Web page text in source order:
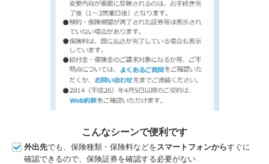
こんなシーンで便利です
外出先でも、保険種類・保険料などを スマートフォンからすぐに
確認できるので、保険証券を確認する必要がない